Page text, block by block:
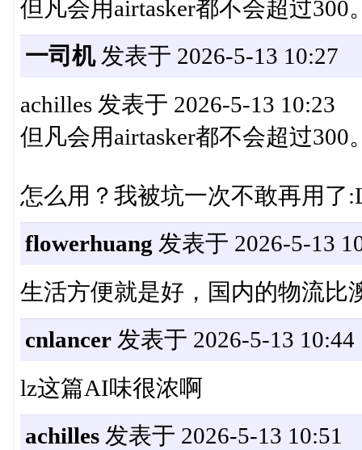
但凡会用airtasker都不会超过300
一司机发表于 2026-5-13 10:27
achilles 发表于 2026-5-13 10:23
但凡会用airtasker都不会超过300
怎么用？我被坑一次不敢再用了
flowerhuang 发表于 2026-5-13
生活方便就是好，国内的物流比
cnlancer发表于 2026-5-13 10:44
lz这篇AI味很浓啊
achilles发表于 2026-5-13 10:51